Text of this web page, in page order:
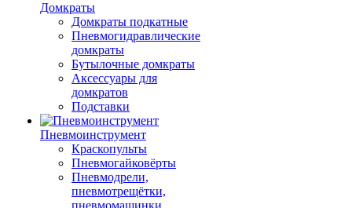
Домкраты
Домкраты подкатные
Пневмогидравлические
домкраты
Бутылочные домкраты
Аксессуары для
домкратов
Подставки
Пневмоинструмент
Краскопульты
Пневмогайковёрты
Пневмодрели,
пневмотрещётки,
пневмомашинки